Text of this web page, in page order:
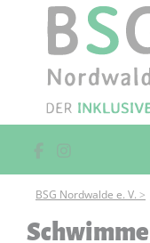
BSG Nordwalde e. V.